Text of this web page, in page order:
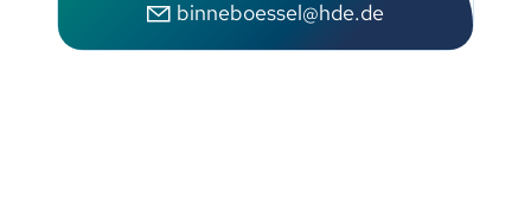
binneboessel@hde.de